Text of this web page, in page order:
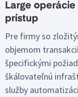
Large
prístup
Pre firmy so
objemom
špecifickými
škálovateľnú
služby